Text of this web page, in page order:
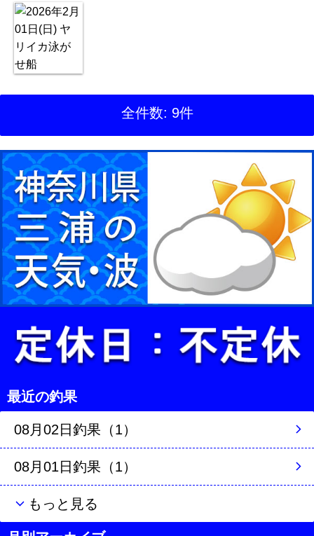
全件数: 9件
最近の釣果
08月02日釣果（1）
08月01日釣果（1）
もっと見る